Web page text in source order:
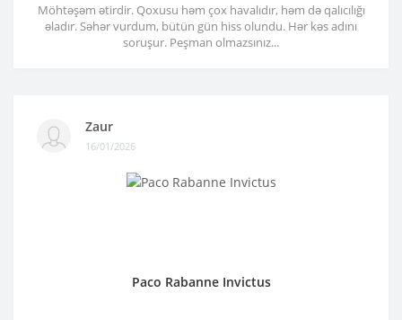
Möhtəşəm ətirdir. Qoxusu həm çox havalıdır, həm də qalıcılığı
əladır. Səhər vurdum, bütün gün hiss olundu. Hər kəs adını
soruşur. Peşman olmazsınız...
Zaur
16/01/2026
Paco Rabanne Invictus